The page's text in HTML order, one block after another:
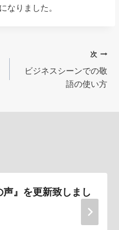
なりました。
次
ビジネスシーンでの敬
語の使い方
』を更新致しまし